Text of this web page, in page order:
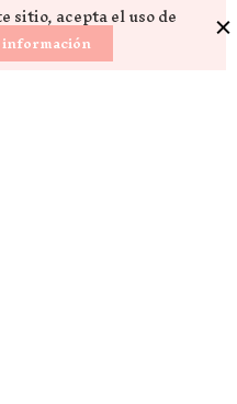
sitio, acepta el uso de
información